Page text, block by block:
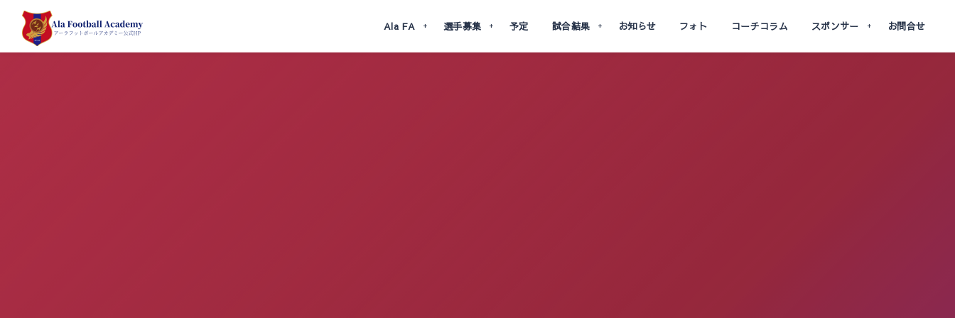
Ala FA 選手募集 予定 試合結果 お知らせ フォト コーチコラム スポンサー お問合せ